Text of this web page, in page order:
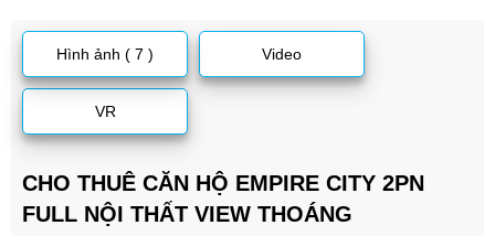
Hình ảnh ( 7 ) Video
VR
CHO THUÊ CĂN HỘ EMPIRE CITY 2PN
FULL NỘI THẤT VIEW THOÁNG